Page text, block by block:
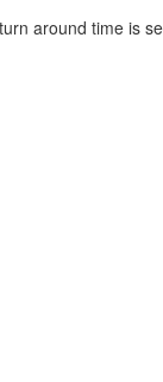
around time is